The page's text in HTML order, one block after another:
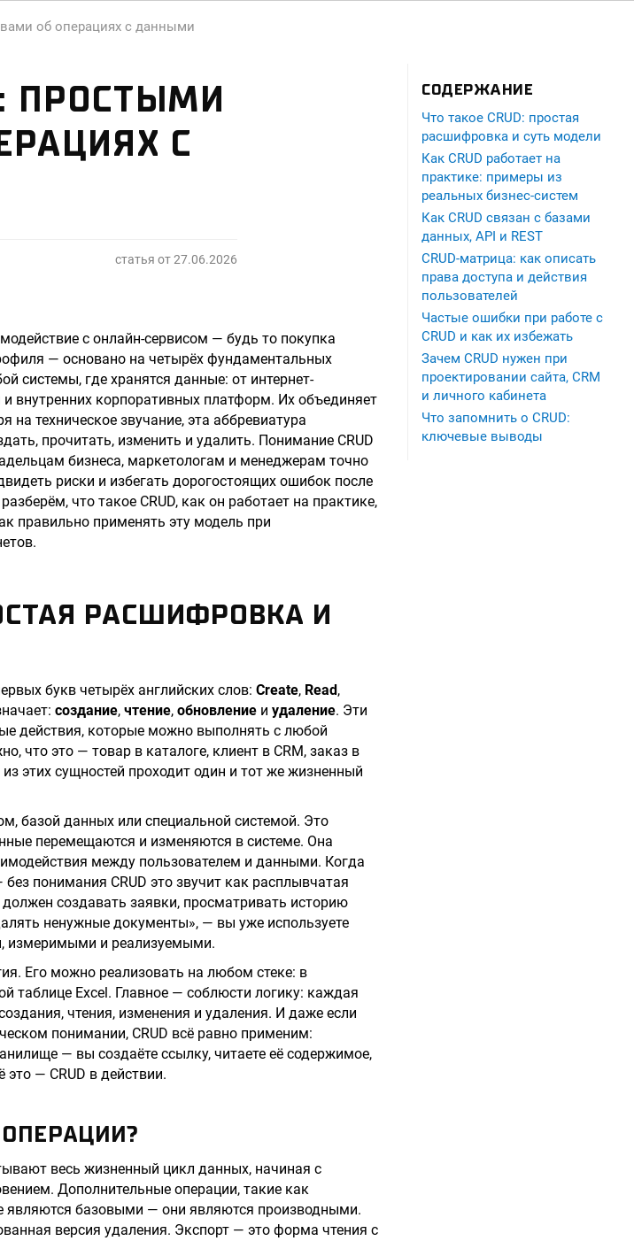
об операциях с данными
ПРОСТЫМИ
С
статья от27.06.2026
с онлайн-сервисом — будь то покупка
— основано на четырёх фундаментальных
системы, где хранятся данные: от интернет-
внутренних корпоративных платформ. Их объединяет
техническое звучание, эта аббревиатура
прочитать, изменить и удалить. Понимание CRUD
бизнеса, маркетологам и менеджерам точно
риски и избегать дорогостоящих ошибок после
что такое CRUD, как он работает на практике,
правильно применять эту модель при
РАСШИФРОВКА И
букв четырёх английских слов: Create, Read,
создание, чтение, обновление и удаление. Эти
действия, которые можно выполнять с любой
что это — товар в каталоге, клиент в CRM, заказ в
этих сущностей проходит один и тот же жизненный
базой данных или специальной системой. Это
перемещаются и изменяются в системе. Она
между пользователем и данными. Когда
понимания CRUD это звучит как расплывчатая
создавать заявки, просматривать историю
ненужные документы», — вы уже используете
измеримыми и реализуемыми.
Его можно реализовать на любом стеке: в
таблице Excel. Главное — соблюсти логику: каждая
чтения, изменения и удаления. И даже если
понимании, CRUD всё равно применим:
— вы создаёте ссылку, читаете её содержимое,
— CRUD в действии.
весь жизненный цикл данных, начиная с
Дополнительные операции, такие как
являются базовыми — они являются производными.
версия удаления. Экспорт — это форма чтения с
СОДЕРЖАНИЕ
Что такое CRUD: простая
расшифровка и суть модели
Как CRUD работает на
практике: примеры из
реальных бизнес-систем
Как CRUD связан с базами
данных, API и REST
CRUD-матрица: как описать
права доступа и действия
пользователей
Частые ошибки при работе с
CRUD и как их избежать
Зачем CRUD нужен при
проектировании сайта, CRM
и личного кабинета
Что запомнить о CRUD:
ключевые выводы